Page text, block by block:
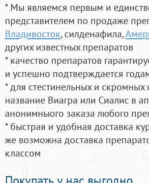
* Мы являемся первым и
представителем по продаже
Владивосток, силденафила,
других известных препаратов
* качество препаратов
и успешно подтверждается
* для стестинельных и
название Виагра или Сиалис в
анонимныого заказа любого
* быстрая и удобная доставка
же возможна доставка
классом